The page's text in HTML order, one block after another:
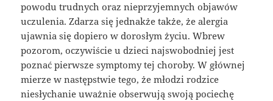
powodu trudnych oraz nieprzyjemnych objawów
uczulenia. Zdarza się jednakże także, że alergia
ujawnia się dopiero w dorosłym życiu. Wbrew
pozorom, oczywiście u dzieci najswobodniej jest
poznać pierwsze symptomy tej choroby. W głównej
mierze w następstwie tego, że młodzi rodzice
niesłychanie uważnie obserwują swoją pociechę